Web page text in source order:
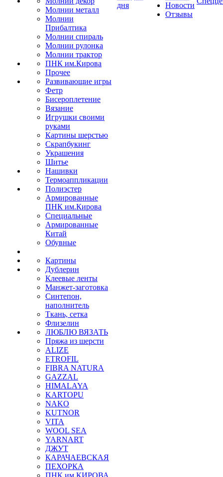
Молнии металл
Молнии
Прибалтика
Молнии спираль
Молнии рулонка
Молнии трактор
ПНК им.Кирова
Прочее
Развивающие игры
Фетр
Бисероплетение
Вязание
Игрушки своими
руками
Картины шерстью
Скрапбукинг
Украшения
Шитье
Нашивки
Термоаппликации
Полиэстер
Армированные
ПНК им.Кирова
Специальные
Армированные
Китай
Обувные
Картины
Дублерин
Клеевые ленты
Манжет-заготовка
Синтепон,
наполнитель
Ткань, сетка
Флизелин
ЛЮБЛЮ ВЯЗАТЬ
Пряжа из шерсти
ALIZE
ETROFIL
FIBRA NATURA
GAZZAL
HIMALAYA
KARTOPU
NAKO
KUTNOR
VITA
WOOL SEA
YARNART
ДЖУТ
КАРАЧАЕВСКАЯ
ПЕХОРКА
ПНК им.КИРОВА
дня
Новости
Отзывы